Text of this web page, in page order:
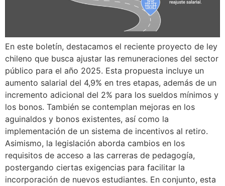
En este boletín, destacamos el reciente proyecto de ley
chileno que busca ajustar las remuneraciones del sector
público para el año 2025. Esta propuesta incluye un
aumento salarial del 4,9% en tres etapas, además de un
incremento adicional del 2% para los sueldos mínimos y
los bonos. También se contemplan mejoras en los
aguinaldos y bonos existentes, así como la
implementación de un sistema de incentivos al retiro.
Asimismo, la legislación aborda cambios en los
requisitos de acceso a las carreras de pedagogía,
postergando ciertas exigencias para facilitar la
incorporación de nuevos estudiantes. En conjunto, esta